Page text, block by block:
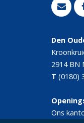
Den
2914 BN
T (0180)
Ons